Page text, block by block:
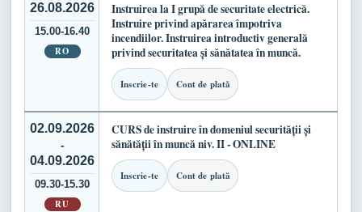
26.08.2026
15.00-16.40
RO
Instruirea la I grupă de securitate electrică.
Instruire privind apărarea împotriva
incendiilor. Instruirea introductiv generală
privind securitatea și sănătatea în muncă.
Inscrie-te Cont de plată
02.09.2026
-
04.09.2026
09.30-15.30
RU
CURS de instruire în domeniul securității și
sănătății în muncă niv. II - ONLINE
Inscrie-te Cont de plată